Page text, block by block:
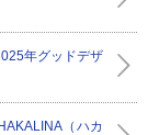
年グッドデザ
（ハカ